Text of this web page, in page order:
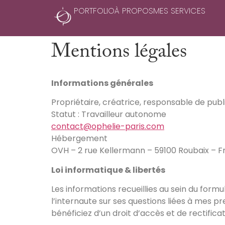
PORTFOLIOÀ PROPOSMES SERVICES
Mentions légales
Informations générales
Propriétaire, créatrice, responsable de
Statut : Travailleur autonome
contact@ophelie-paris.com
Hébergement
OVH – 2 rue Kellermann – 59100 Roubaix –
Loi informatique & libertés
Les informations recueillies au sein du
l’internaute sur ses questions liées à mes
bénéficiez d’un droit d’accès et de